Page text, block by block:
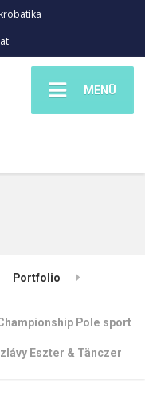
MENÜ
Portfolio
Pole sport
Eszter & Tänczer